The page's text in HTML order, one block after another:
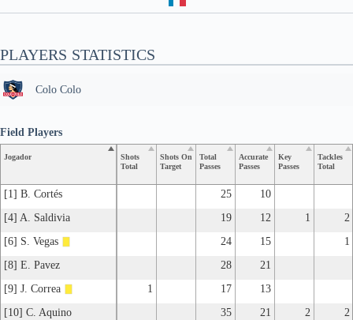
PLAYERS STATISTICS
Colo Colo
Jogador
Shots
Total
Shots On
Target
Total
Passes
Accurate
Passes
Key
Passes
Tackles
Total
[1] B. Cortés 25
10
[4] A. Saldivia
19 12 1
2
[6] S. Vegas
24 15
1
[8] E. Pavez
28
21
[9] J. Correa
1 17
13
[10] C. Aquino
35 21 2 2
Field Players